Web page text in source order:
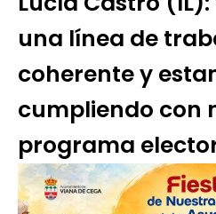
una línea de
coherente y
cumpliendo con
programa